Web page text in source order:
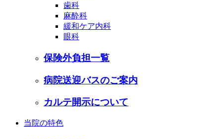
歯科
麻酔科
緩和ケア内科
眼科
保険外負担一覧
病院送迎バスのご案内
カルテ開示について
当院の特色